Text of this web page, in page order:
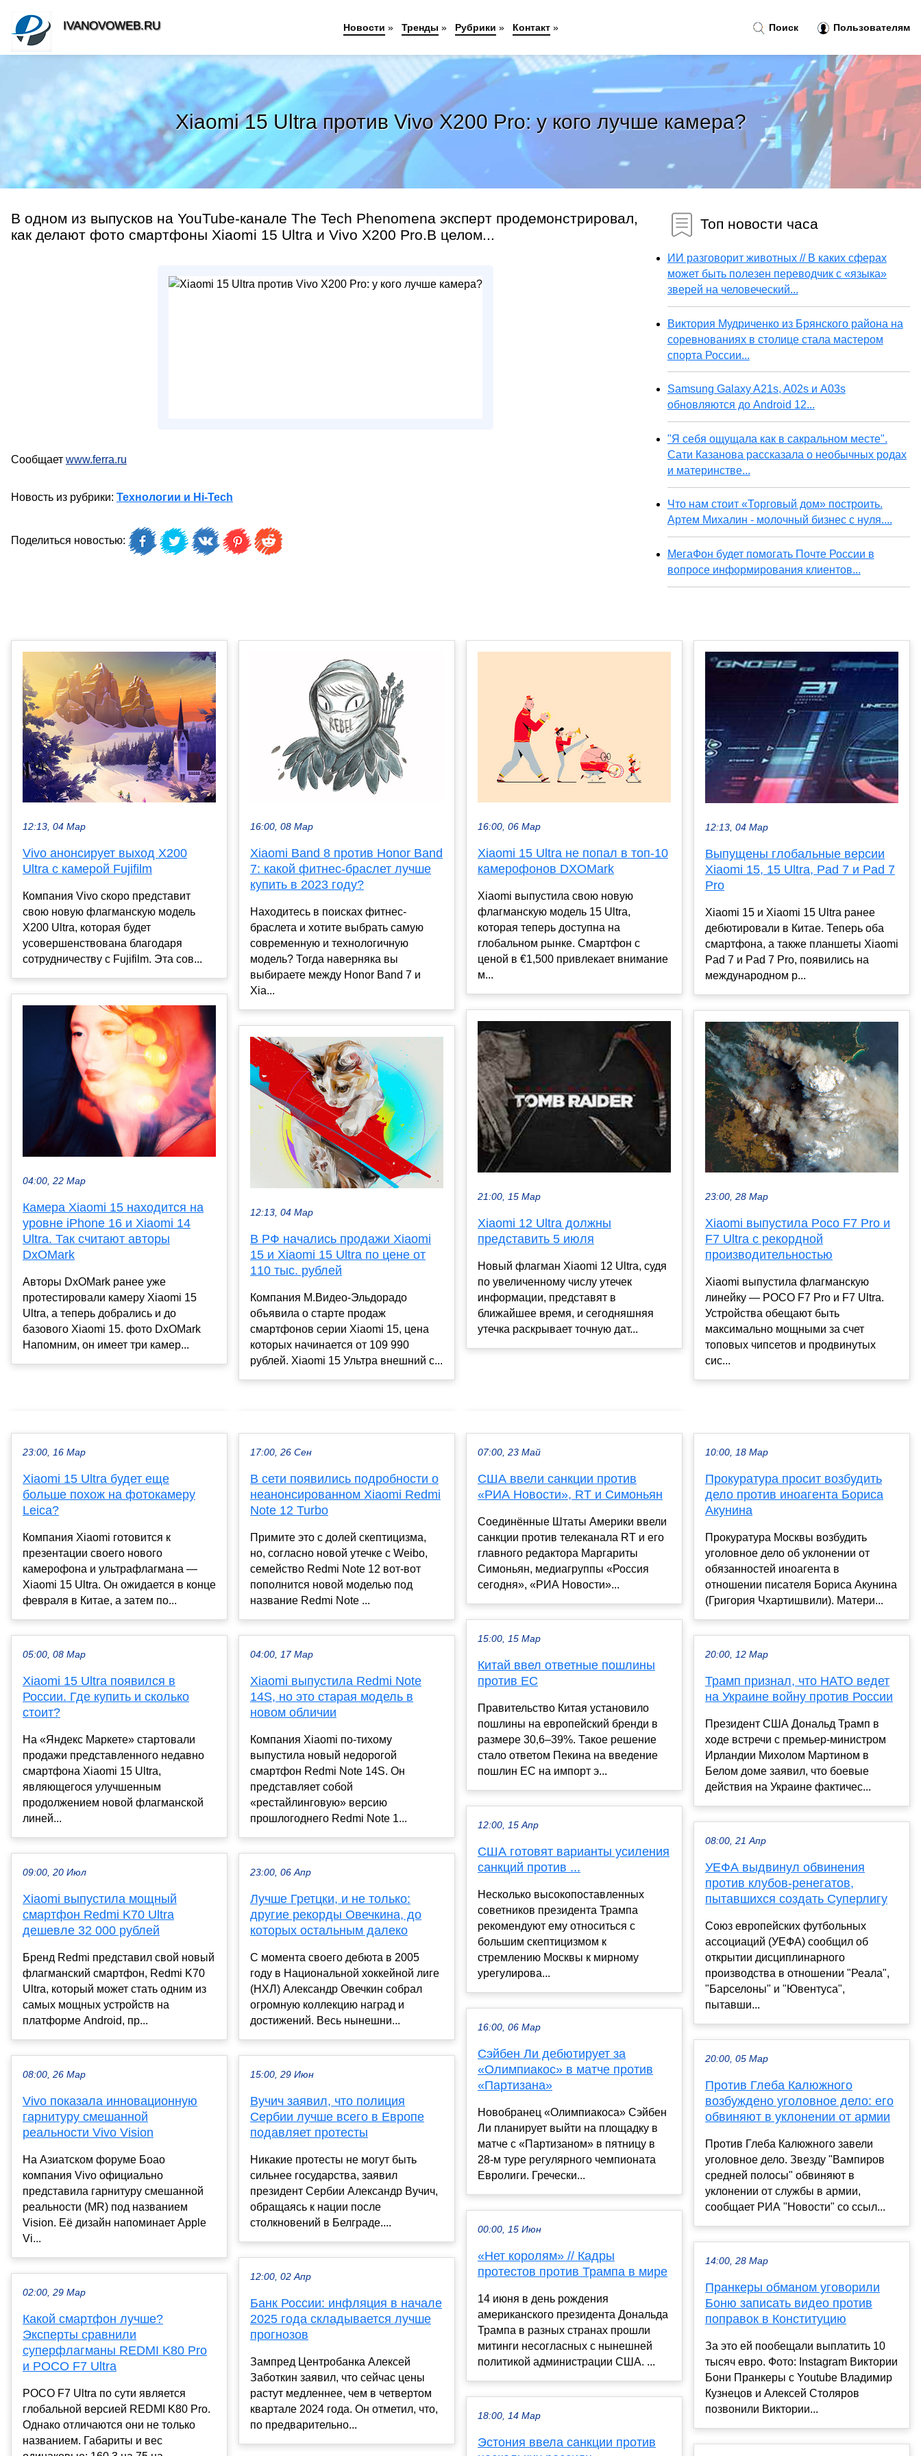
Xiaomi 15 Ultra против Vivo X200 Pro: у кого лучше камера?
В одном из выпусков на YouTube-канале The Tech Phenomena эксперт продемонстрировал,
как делают фото смартфоны Xiaomi 15 Ultra и Vivo X200 Pro.В целом...
Сообщает www.ferra.ru
Новость из рубрики: Технологии и Hi-Tech
Поделиться новостью:
Топ новости часа
ИИ разговорит животных // В каких сферах
может быть полезен переводчик с «языка»
зверей на человеческий...
Виктория Мудриченко из Брянского района на
соревнованиях в столице стала мастером
спорта России...
Samsung Galaxy A21s, A02s и A03s
обновляются до Android 12...
"Я себя ощущала как в сакральном месте".
Сати Казанова рассказала о необычных родах
и материнстве...
Что нам стоит «Торговый дом» построить.
Артем Михалин - молочный бизнес с нуля....
МегаФон будет помогать Почте России в
вопросе информирования клиентов...
12:13, 04 Мар
Vivo анонсирует выход X200
Ultra с камерой Fujifilm
Компания Vivo скоро представит
свою новую флагманскую модель
X200 Ultra, которая будет
усовершенствована благодаря
сотрудничеству с Fujifilm. Эта сов...
04:00, 22 Мар
Камера Xiaomi 15 находится на
уровне iPhone 16 и Xiaomi 14
Ultra. Так считают авторы
DxOMark
Авторы DxOMark ранее уже
протестировали камеру Xiaomi 15
Ultra, а теперь добрались и до
базового Xiaomi 15. фото DxOMark
Напомним, он имеет три камер...
16:00, 08 Мар
Xiaomi Band 8 против Honor Band
7: какой фитнес-браслет лучше
купить в 2023 году?
Находитесь в поисках фитнес-
браслета и хотите выбрать самую
современную и технологичную
модель? Тогда наверняка вы
выбираете между Honor Band 7 и
Xia...
12:13, 04 Мар
В РФ начались продажи Xiaomi
15 и Xiaomi 15 Ultra по цене от
110 тыс. рублей
Компания М.Видео-Эльдорадо
объявила о старте продаж
смартфонов серии Xiaomi 15, цена
которых начинается от 109 990
рублей. Xiaomi 15 Ультра внешний с...
16:00, 06 Мар
Xiaomi 15 Ultra не попал в топ-10
камерофонов DXOMark
Xiaomi выпустила свою новую
флагманскую модель 15 Ultra,
которая теперь доступна на
глобальном рынке. Смартфон с
ценой в €1,500 привлекает внимание
м...
21:00, 15 Мар
Xiaomi 12 Ultra должны
представить 5 июля
Новый флагман Xiaomi 12 Ultra, судя
по увеличенному числу утечек
информации, представят в
ближайшее время, и сегодняшняя
утечка раскрывает точную дат...
12:13, 04 Мар
Выпущены глобальные версии
Xiaomi 15, 15 Ultra, Pad 7 и Pad 7
Pro
Xiaomi 15 и Xiaomi 15 Ultra ранее
дебютировали в Китае. Теперь оба
смартфона, а также планшеты Xiaomi
Pad 7 и Pad 7 Pro, появились на
международном р...
23:00, 28 Мар
Xiaomi выпустила Poco F7 Pro и
F7 Ultra с рекордной
производительностью
Xiaomi выпустила флагманскую
линейку — POCO F7 Pro и F7 Ultra.
Устройства обещают быть
максимально мощными за счет
топовых чипсетов и продвинутых
сис...
23:00, 16 Мар
Xiaomi 15 Ultra будет еще
больше похож на фотокамеру
Leica?
Компания Xiaomi готовится к
презентации своего нового
камерофона и ультрафлагмана —
Xiaomi 15 Ultra. Он ожидается в конце
февраля в Китае, а затем по...
05:00, 08 Мар
Xiaomi 15 Ultra появился в
России. Где купить и сколько
стоит?
На «Яндекс Маркете» стартовали
продажи представленного недавно
смартфона Xiaomi 15 Ultra,
являющегося улучшенным
продолжением новой флагманской
линей...
09:00, 20 Июл
Xiaomi выпустила мощный
смартфон Redmi K70 Ultra
дешевле 32 000 рублей
Бренд Redmi представил свой новый
флагманский смартфон, Redmi K70
Ultra, который может стать одним из
самых мощных устройств на
платформе Android, пр...
08:00, 26 Мар
Vivo показала инновационную
гарнитуру смешанной
реальности Vivo Vision
На Азиатском форуме Боао
компания Vivo официально
представила гарнитуру смешанной
реальности (MR) под названием
Vision. Её дизайн напоминает Apple
Vi...
02:00, 29 Мар
Какой смартфон лучше?
Эксперты сравнили
суперфлагманы REDMI K80 Pro
и POCO F7 Ultra
POCO F7 Ultra по сути является
глобальной версией REDMI K80 Pro.
Однако отличаются они не только
названием. Габариты и вес
17:00, 26 Сен
В сети появились подробности о
неанонсированном Xiaomi Redmi
Note 12 Turbo
Примите это с долей скептицизма,
но, согласно новой утечке с Weibo,
семейство Redmi Note 12 вот-вот
пополнится новой моделью под
название Redmi Note ...
04:00, 17 Мар
Xiaomi выпустила Redmi Note
14S, но это старая модель в
новом обличии
Компания Xiaomi по-тихому
выпустила новый недорогой
смартфон Redmi Note 14S. Он
представляет собой
«рестайлинговую» версию
прошлогоднего Redmi Note 1...
23:00, 06 Апр
Лучше Гретцки, и не только:
другие рекорды Овечкина, до
которых остальным далеко
С момента своего дебюта в 2005
году в Национальной хоккейной лиге
(НХЛ) Александр Овечкин собрал
огромную коллекцию наград и
достижений. Весь нынешни...
15:00, 29 Июн
Вучич заявил, что полиция
Сербии лучше всего в Европе
подавляет протесты
Никакие протесты не могут быть
сильнее государства, заявил
президент Сербии Александр Вучич,
обращаясь к нации после
столкновений в Белграде....
12:00, 02 Апр
Банк России: инфляция в начале
2025 года складывается лучше
прогнозов
Зампред Центробанка Алексей
Заботкин заявил, что сейчас цены
растут медленнее, чем в четвертом
квартале 2024 года. Он отметил, что,
по предварительно...
07:00, 23 Май
США ввели санкции против
«РИА Новости», RT и Симоньян
Соединённые Штаты Америки ввели
санкции против телеканала RT и его
главного редактора Маргариты
Симоньян, медиагруппы «Россия
сегодня», «РИА Новости»...
15:00, 15 Мар
Китай ввел ответные пошлины
против ЕС
Правительство Китая установило
пошлины на европейский бренди в
размере 30,6–39%. Такое решение
стало ответом Пекина на введение
пошлин ЕС на импорт э...
12:00, 15 Апр
США готовят варианты усиления
санкций против ...
Несколько высокопоставленных
советников президента Трампа
рекомендуют ему относиться с
большим скептицизмом к
стремлению Москвы к мирному
урегулирова...
16:00, 06 Мар
Сэйбен Ли дебютирует за
«Олимпиакос» в матче против
«Партизана»
Новобранец «Олимпиакоса» Сэйбен
Ли планирует выйти на площадку в
матче с «Партизаном» в пятницу в
28-м туре регулярного чемпионата
Евролиги. Гречески...
00:00, 15 Июн
«Нет королям» // Кадры
протестов против Трампа в мире
14 июня в день рождения
американского президента Дональда
Трампа в разных странах прошли
митинги несогласных с нынешней
политикой администрации США. ...
18:00, 14 Мар
Эстония ввела санкции против
10:00, 18 Мар
Прокуратура просит возбудить
дело против иноагента Бориса
Акунина
Прокуратура Москвы возбудить
уголовное дело об уклонении от
обязанностей иноагента в
отношении писателя Бориса Акунина
(Григория Чхартишвили). Матери...
20:00, 12 Мар
Трамп признал, что НАТО ведет
на Украине войну против России
Президент США Дональд Трамп в
ходе встречи с премьер-министром
Ирландии Михолом Мартином в
Белом доме заявил, что боевые
действия на Украине фактичес...
08:00, 21 Апр
УЕФА выдвинул обвинения
против клубов-ренегатов,
пытавшихся создать Суперлигу
Союз европейских футбольных
ассоциаций (УЕФА) сообщил об
открытии дисциплинарного
производства в отношении "Реала",
"Барселоны" и "Ювентуса",
пытавши...
20:00, 05 Мар
Против Глеба Калюжного
возбуждено уголовное дело: его
обвиняют в уклонении от армии
Против Глеба Калюжного завели
уголовное дело. Звезду "Вампиров
средней полосы" обвиняют в
уклонении от службы в армии,
сообщает РИА "Новости" со ссыл...
14:00, 28 Мар
Пранкеры обманом уговорили
Боню записать видео против
поправок в Конституцию
За это ей пообещали выплатить 10
тысяч евро. Фото: Instagram Виктории
Бони Пранкеры с Youtube Владимир
Кузнецов и Алексей Столяров
позвонили Виктории...
Поиск Пользователям
IVANOVOWEB.RU Новости » Тренды » Рубрики » Контакт »